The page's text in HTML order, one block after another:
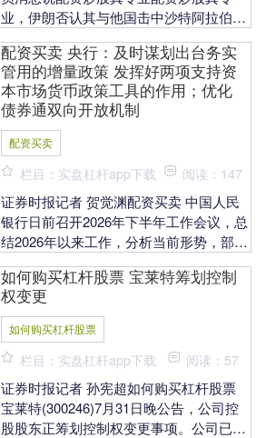
业，伊朗否认其与他国击中沙特阿拉伯境
接受采访时说：“....
配资买卖 央行：及时谋划出台务实
管用的增量政策 发挥好两项支持资
本市场货币政策工具的作用；优化
债券通双向开放机制
配资买卖
栏目：实盘杠杆app下载 阅读：147
证券时报记者 贺觉渊配资买卖 中国人民
银行日前召开2026年下半年工作会议，总
结2026年以来工作，分析当前形势，部署
胜出席....
如何购买杠杆股票 宝莱特筹划控制
权变更
如何购买杠杆股票
栏目：实盘杠杆app下载 阅读：57
证券时报记者 孙宪超如何购买杠杆股票
宝莱特(300246)7月31日晚公告，公司控
股股东正筹划控制权变更事项。公司已向